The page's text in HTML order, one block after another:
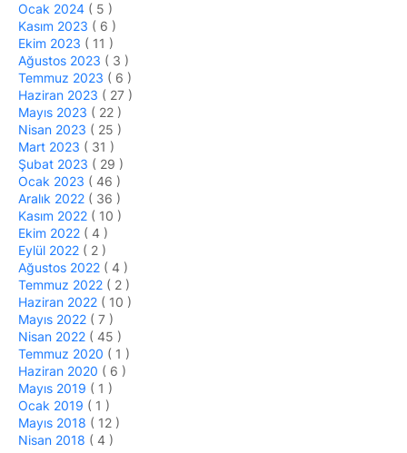
Ocak 2024 ( 5 )
Kasım 2023 ( 6 )
Ekim 2023 ( 11 )
Ağustos 2023 ( 3 )
Temmuz 2023 ( 6 )
Haziran 2023 ( 27 )
Mayıs 2023 ( 22 )
Nisan 2023 ( 25 )
Mart 2023 ( 31 )
Şubat 2023 ( 29 )
Ocak 2023 ( 46 )
Aralık 2022 ( 36 )
Kasım 2022 ( 10 )
Ekim 2022 ( 4 )
Eylül 2022 ( 2 )
Ağustos 2022 ( 4 )
Temmuz 2022 ( 2 )
Haziran 2022 ( 10 )
Mayıs 2022 ( 7 )
Nisan 2022 ( 45 )
Temmuz 2020 ( 1 )
Haziran 2020 ( 6 )
Mayıs 2019 ( 1 )
Ocak 2019 ( 1 )
Mayıs 2018 ( 12 )
Nisan 2018 ( 4 )